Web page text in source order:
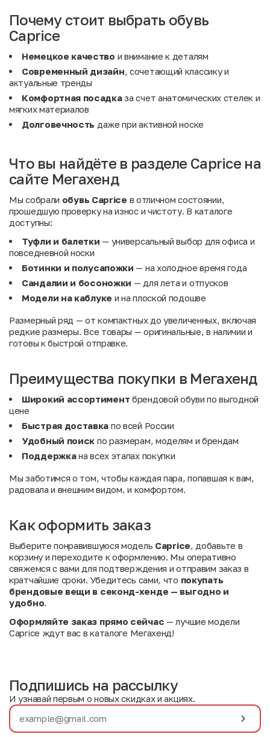
Почему стоит выбрать обувь
Caprice
Немецкое качество и внимание к деталям
Современный дизайн, сочетающий классику и
актуальные тренды
Комфортная посадказа счет анатомических стелек и
мягких материалов
Долговечность даже при активной носке
Что вы найдёте в разделе Caprice на
сайте Мегахенд
Мы собрали обувь Caprice в отличном состоянии,
прошедшую проверку на износ и чистоту. В каталоге
доступны:
Туфли и балетки — универсальный выбор для офиса и
повседневной носки
Ботинки и полусапожки — на холодное время года
Сандалии и босоножки — для лета и отпусков
Модели на каблуке и на плоской подошве
Размерный ряд — от компактных до увеличенных, включая
редкие размеры. Все товары — оригинальные, в наличии и
готовы к быстрой отправке.
Преимущества покупки в Мегахенд
Широкий ассортимент брендовой обуви по выгодной
цене
Быстрая доставка по всей России
Удобный поиск по размерам, моделям и брендам
Поддержкана всех этапах покупки
Мы заботимся о том, чтобы каждая пара, попавшая к вам,
радовала и внешним видом, и комфортом.
Как оформить заказ
Выберите понравившуюся модель Caprice, добавьте в
корзину и переходите к оформлению. Мы оперативно
свяжемся с вами для подтверждения и отправим заказ в
кратчайшие сроки. Убедитесь сами, что покупать
брендовые вещи в секонд-хенде — выгодно и
удобно.
Оформляйте заказ прямо сейчас — лучшие модели
Caprice ждут вас в каталоге Мегахенд!
Подпишись на рассылку
И узнавай первым о новых скидках и акциях.